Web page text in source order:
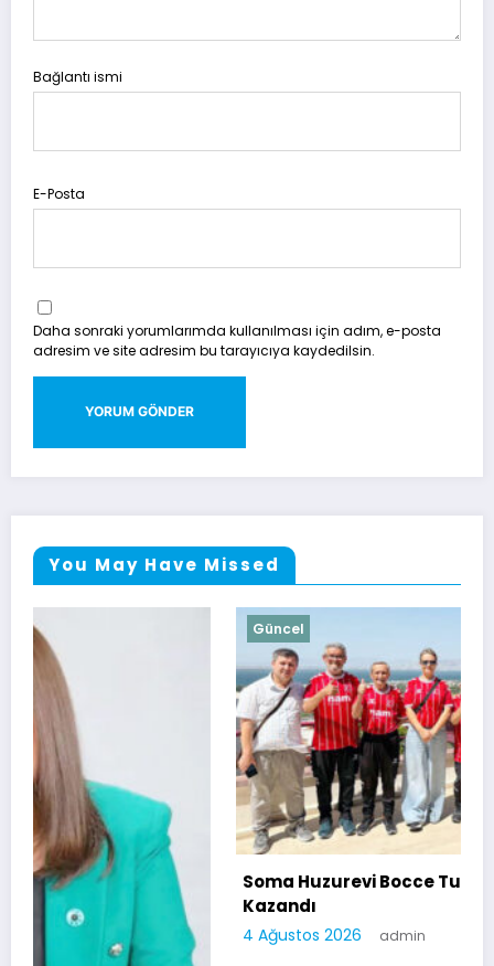
Bağlantı ismi
E-Posta
Daha sonraki yorumlarımda kullanılması için adım, e-posta
adresim ve site adresim bu tarayıcıya kaydedilsin.
You May Have Missed
Soma Huzurevi Bocce Turnuvasında Dostluk
Kazandı
4 Ağustos 2026 admin